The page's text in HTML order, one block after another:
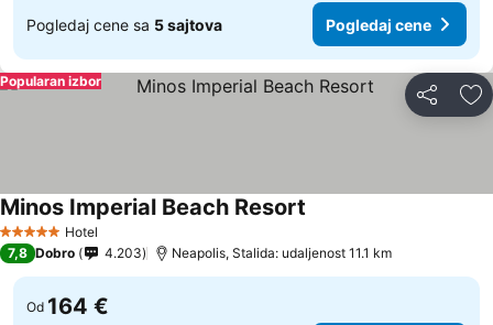
Pogledaj cene sa 5 sajtova Pogledaj cene
Deli
Popularan izbor
5 ZvezdiceHotel
Minos Imperial Beach Resort
7,8 Dobro 4.203 Neapolis, Stalida: udaljenost 11.1 km
Od 164 €